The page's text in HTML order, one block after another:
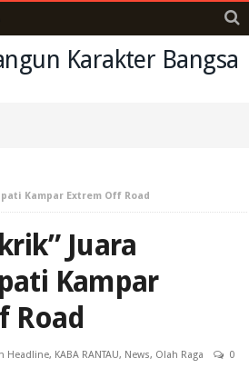
Kampar Extrem Off Road
Juara
Kampar
Road
Headline, KABA RANTAU, News, Olah Raga 0